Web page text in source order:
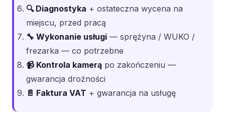
🔍 Diagnostyka + ostateczna wycena na
miejscu, przed pracą
🔧 Wykonanie usługi — sprężyna / WUKO /
frezarka — co potrzebne
📹 Kontrola kamerą po zakończeniu —
gwarancja drożności
📄 Faktura VAT + gwarancja na usługę